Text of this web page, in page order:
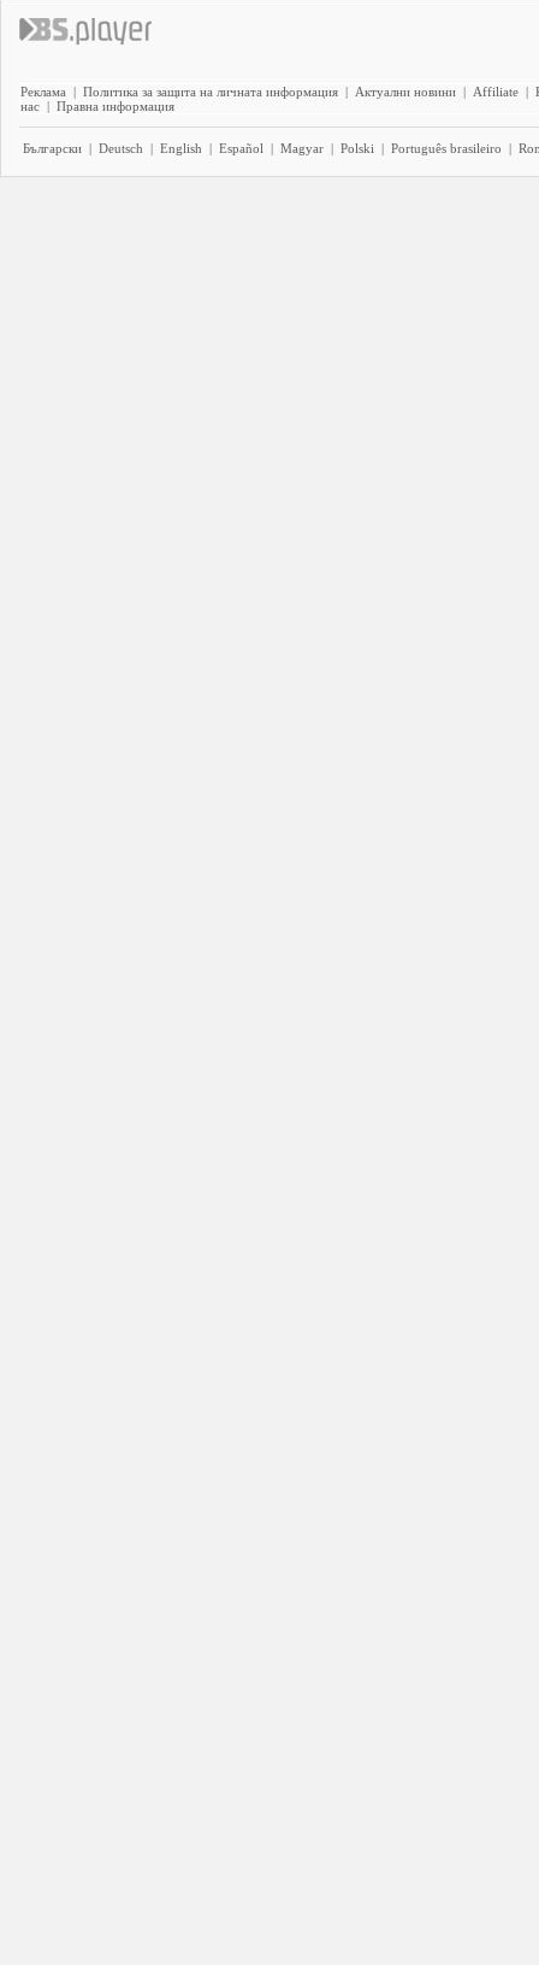
Реклама | Политика за защита на личната информация | Актуални новини | Affiliate |
нас | Правна информация
Български | Deutsch | English | Español | Magyar | Polski | Português brasileiro |